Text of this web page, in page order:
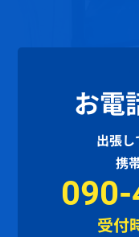
お電
出張
携
受付